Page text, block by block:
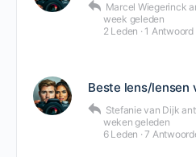
Marcel Wiegerinck
week geleden
2 Leden · 1 Antwoord
Beste lens/lensen
Stefanie van Dijk
weken geleden
6 Leden · 7